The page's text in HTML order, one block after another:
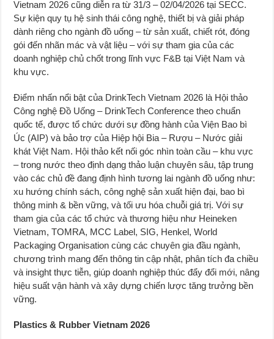
Vietnam 2026 cũng diễn ra từ 31/3 – 02/04/2026 tại SECC.
Sự kiện quy tụ hệ sinh thái công nghệ, thiết bị và giải pháp
dành riêng cho ngành đồ uống – từ sản xuất, chiết rót, đóng
gói đến nhãn mác và vật liệu – với sự tham gia của các
doanh nghiệp chủ chốt trong lĩnh vực F&B tại Việt Nam và
khu vực.
Điểm nhấn nổi bật của DrinkTech Vietnam 2026 là Hội thảo
Công nghệ Đồ Uống – DrinkTech Conference theo chuẩn
quốc tế, được tổ chức dưới sự đồng hành của Viện Bao bì
Úc (AIP) và bảo trợ của Hiệp hội Bia – Rượu – Nước giải
khát Việt Nam. Hội thảo kết nối góc nhìn toàn cầu – khu vực
– trong nước theo định dạng thảo luận chuyên sâu, tập trung
vào các chủ đề đang định hình tương lai ngành đồ uống như:
xu hướng chính sách, công nghệ sản xuất hiện đại, bao bì
thông minh & bền vững, và tối ưu hóa chuỗi giá trị. Với sự
tham gia của các tổ chức và thương hiệu như Heineken
Vietnam, TOMRA, MCC Label, SIG, Henkel, World
Packaging Organisation cùng các chuyên gia đầu ngành,
chương trình mang đến thông tin cập nhật, phân tích đa chiều
và insight thực tiễn, giúp doanh nghiệp thúc đẩy đổi mới, nâng
hiệu suất vận hành và xây dựng chiến lược tăng trưởng bền
vững.
Plastics & Rubber Vietnam 2026